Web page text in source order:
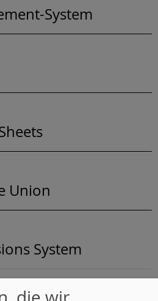
System
Union
System
.[F] .[G].